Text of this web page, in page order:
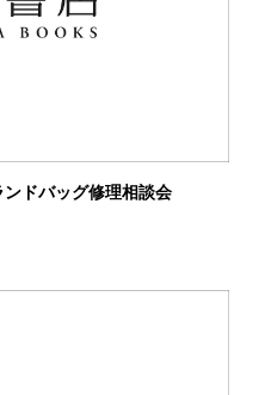
ンドバッグ修理相談会